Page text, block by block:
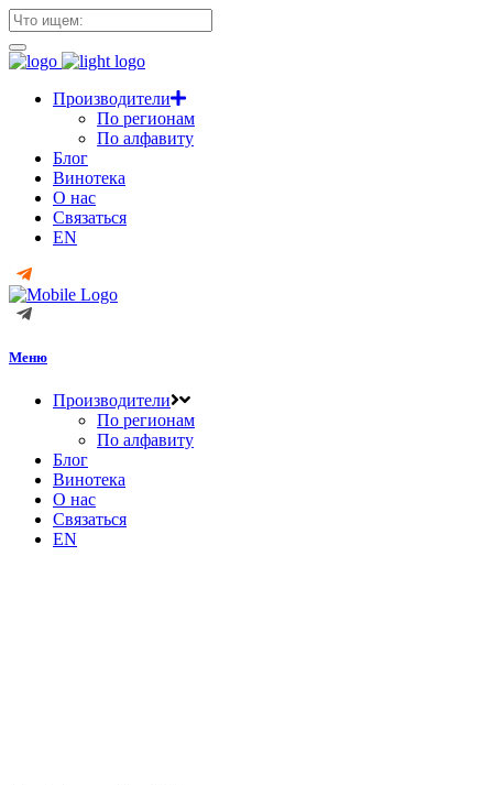
Производители
По регионам
По алфавиту
Блог
Винотека
О нас
Связаться
EN
Меню
Производители
По регионам
По алфавиту
Блог
Винотека
О нас
Связаться
EN